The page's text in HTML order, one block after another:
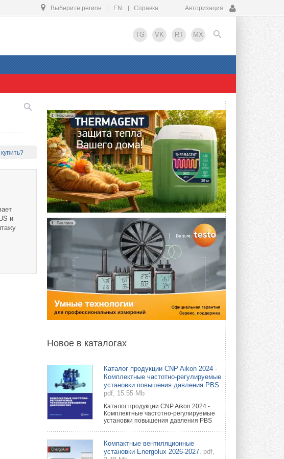
Выберите регион EN Справка Авторизация
TG VK RT MX
EN
купить?
и
Реклама
Реклама
Новое в каталогах
Каталог продукции CNP Aikon 2024 -
Комплектные частотно-регулируемые
установки повышения давления PBS.
pdf, 15.55 Mb
Каталог продукции CNP Aikon 2024 -
Комплектные частотно-регулируемые
установки повышения давления PBS
Компактные вентиляционные
установки Energolux 2026-2027. pdf,